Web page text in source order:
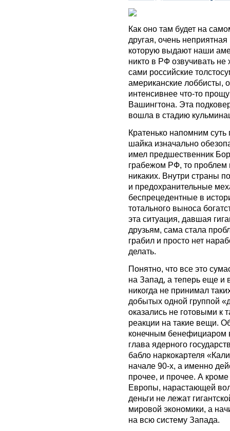
Как оно там будет на
другая, очень
которую выдают наши
никто в РФ озвучивать не
сами российские
американские лоббисты,
интенсивнее что-то
Вашингтона. Эта
вошла в стадию
Кратенько напомним
шайка изначально
имел предшественник
грабежом РФ, то проблем
никаких. Внутри страны
и предохранительные
беспрецедентные в
тотального выноса
эта ситуация, давшая
друзьям, сама стала
грабил и просто нет
делать.
Понятно, что все это
на Запад, а теперь еще и
никогда не принимал
добытых одной группой
оказались не готовыми к
реакции на такие вещи.
конечным бенефициаром
глава ядерного
бабло наркокартеля
начале 90-х, а именно
прочее, и прочее. А
Европы, нарастающей
деньги не лежат
мировой экономики, а
на всю систему Запада.